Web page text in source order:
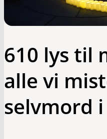
610 lys til
alle vi
selvmord